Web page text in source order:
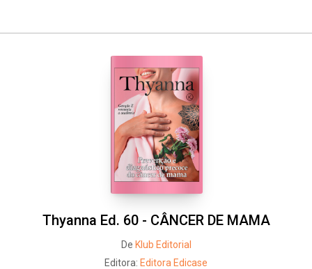
Thyanna Ed. 60 - CÂNCER DE MAMA
De Klub Editorial
Editora: Editora Edicase